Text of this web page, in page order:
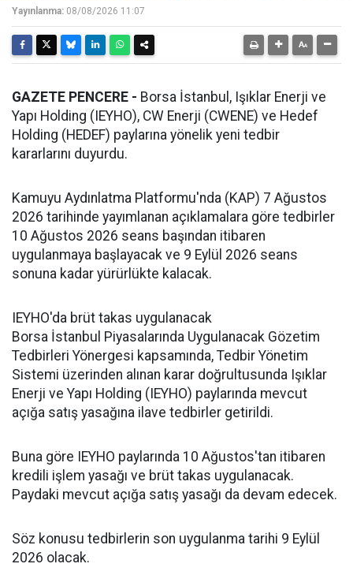
Yayınlanma: 08/08/2026 11:07
GAZETE PENCERE - Borsa İstanbul, Işıklar Enerji ve
Yapı Holding (IEYHO), CW Enerji (CWENE) ve Hedef
Holding (HEDEF) paylarına yönelik yeni tedbir
kararlarını duyurdu.
Kamuyu Aydınlatma Platformu'nda (KAP) 7 Ağustos
2026 tarihinde yayımlanan açıklamalara göre tedbirler
10 Ağustos 2026 seans başından itibaren
uygulanmaya başlayacak ve 9 Eylül 2026 seans
sonuna kadar yürürlükte kalacak.
IEYHO'da brüt takas uygulanacak
Borsa İstanbul Piyasalarında Uygulanacak Gözetim
Tedbirleri Yönergesi kapsamında, Tedbir Yönetim
Sistemi üzerinden alınan karar doğrultusunda Işıklar
Enerji ve Yapı Holding (IEYHO) paylarında mevcut
açığa satış yasağına ilave tedbirler getirildi.
Buna göre IEYHO paylarında 10 Ağustos'tan itibaren
kredili işlem yasağı ve brüt takas uygulanacak.
Paydaki mevcut açığa satış yasağı da devam edecek.
Söz konusu tedbirlerin son uygulanma tarihi 9 Eylül
2026 olacak.